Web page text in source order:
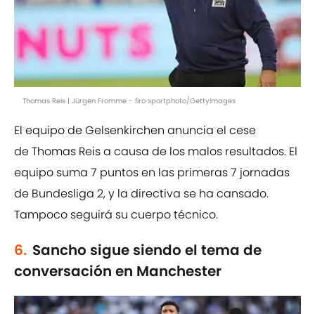
Thomas Reis | Jürgen Fromme - firo sportphoto/GettyImages
El equipo de Gelsenkirchen anuncia el cese
de Thomas Reis a causa de los malos resultados. El
equipo suma 7 puntos en las primeras 7 jornadas
de Bundesliga 2, y la directiva se ha cansado.
Tampoco seguirá su cuerpo técnico.
6. Sancho sigue siendo el tema de
conversación en Manchester